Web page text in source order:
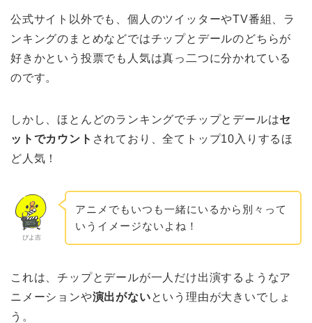
公式サイト以外でも、個人のツイッターやTV番組、ラ
ンキングのまとめなどではチップとデールのどちらが
好きかという投票でも人気は真っ二つに分かれている
のです。
しかし、ほとんどのランキングでチップとデールはセ
ットでカウント されており、全てトップ10入りするほ
ど人気！
ぴよ吉
アニメでもいつも一緒にいるから別々って
いうイメージないよね！
これは、チップとデールが一人だけ出演するようなア
ニメーションや演出がないという理由が大きいでしょ
う。